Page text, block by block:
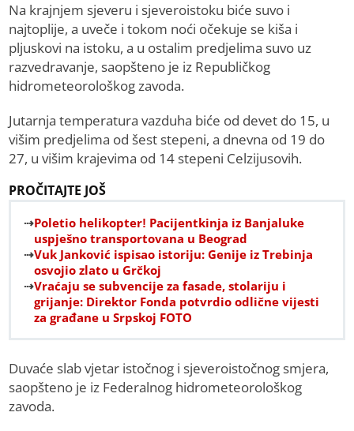
Na krajnjem sjeveru i sjeveroistoku biće suvo i
najtoplije, a uveče i tokom noći očekuje se kiša i
pljuskovi na istoku, a u ostalim predjelima suvo uz
razvedravanje, saopšteno je iz Republičkog
hidrometeorološkog zavoda.
Jutarnja temperatura vazduha biće od devet do 15, u
višim predjelima od šest stepeni, a dnevna od 19 do
27, u višim krajevima od 14 stepeni Celzijusovih.
PROČITAJTE JOŠ
Poletio helikopter! Pacijentkinja iz Banjaluke
uspješno transportovana u Beograd
Vuk Janković ispisao istoriju: Genije iz Trebinja
osvojio zlato u Grčkoj
Vraćaju se subvencije za fasade, stolariju i
grijanje: Direktor Fonda potvrdio odlične vijesti
za građane u Srpskoj FOTO
Duvaće slab vjetar istočnog i sjeveroistočnog smjera,
saopšteno je iz Federalnog hidrometeorološkog
zavoda.